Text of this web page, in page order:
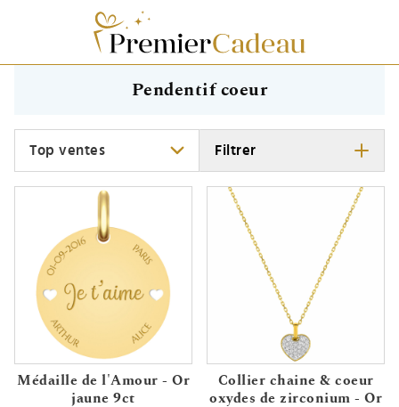
Pendentif coeur
Filtrer
Médaille de l'Amour - Or
jaune 9ct
Collier chaine & coeur
oxydes de zirconium - Or